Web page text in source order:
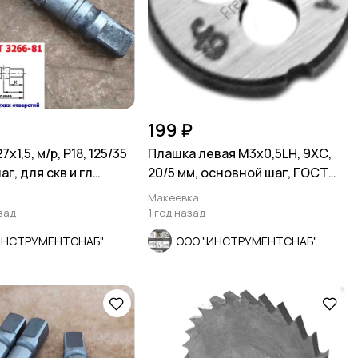
м/р, Р18, 125/35
для скв и гл
199 ₽
Плашка левая М3х0,5LH, 9ХС,
20/5 мм, основной шаг, ГОСТ
9740-71.
Макеевка
1 год назад
ООО "ИНСТРУМЕНТСНАБ"